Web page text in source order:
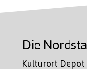
Die
Kulturort Depot